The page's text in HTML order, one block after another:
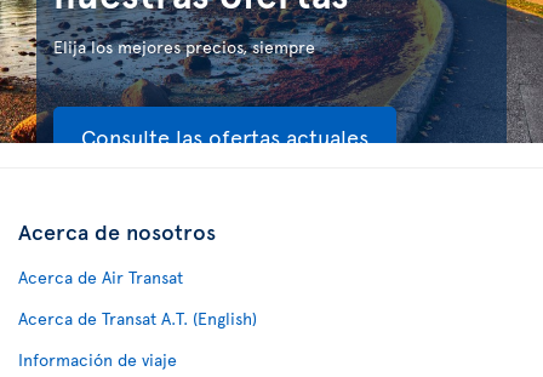
Elija los mejores precios, siempre
Consulte las ofertas actuales
Acerca de nosotros
Acerca de Air Transat
Acerca de Transat A.T. (English)
Información de viaje